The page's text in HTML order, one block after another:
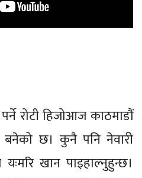
रोटी हिजोआज काठमाडौं
बनेको छ। कुनै पनि नेवारी
खान पाइहाल्नुहुन्छ।